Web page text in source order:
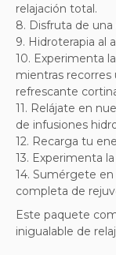
relajación total.
8. Disfruta de
9. Hidroterapia al
10. Experimenta
mientras recorres
refrescante
11. Relájate en
de infusiones
12. Recarga tu
13. Experimenta
14. Sumérgete
completa de
Este paquete
inigualable de